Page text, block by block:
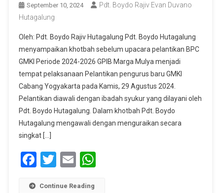
September 10, 2024
Pdt. Boydo Rajiv Evan Duvano
Hutagalung
Oleh: Pdt. Boydo Rajiv Hutagalung Pdt. Boydo Hutagalung
menyampaikan khotbah sebelum upacara pelantikan BPC
GMKI Periode 2024-2026 GPIB Marga Mulya menjadi
tempat pelaksanaan Pelantikan pengurus baru GMKI
Cabang Yogyakarta pada Kamis, 29 Agustus 2024.
Pelantikan diawali dengan ibadah syukur yang dilayani oleh
Pdt. Boydo Hutagalung. Dalam khotbah Pdt. Boydo
Hutagalung mengawali dengan menguraikan secara
singkat […]
Facebook
Twitter
EmailWhatsApp
Continue Reading